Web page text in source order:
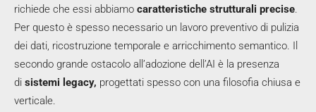
richiede che essi abbiamo caratteristiche strutturali precise.
Per questo è spesso necessario un lavoro preventivo di pulizia
dei dati, ricostruzione temporale e arricchimento semantico. Il
secondo grande ostacolo all’adozione dell’AI è la presenza
di sistemi legacy, progettati spesso con una filosofia chiusa e
verticale.